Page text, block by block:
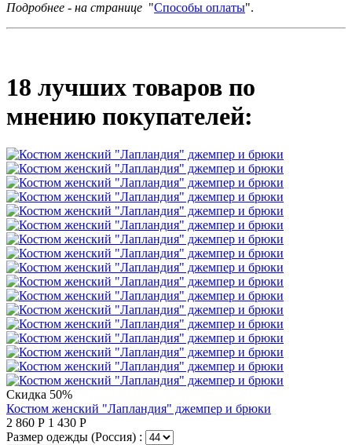
Подробнее - на странице "Способы оплаты".
18 лучших товаров по
мнению покупателей:
Скидка 50%
Костюм женский "Лапландия" джемпер и брюки
2 860 Р 1 430 Р
Размер одежды (Россия) :